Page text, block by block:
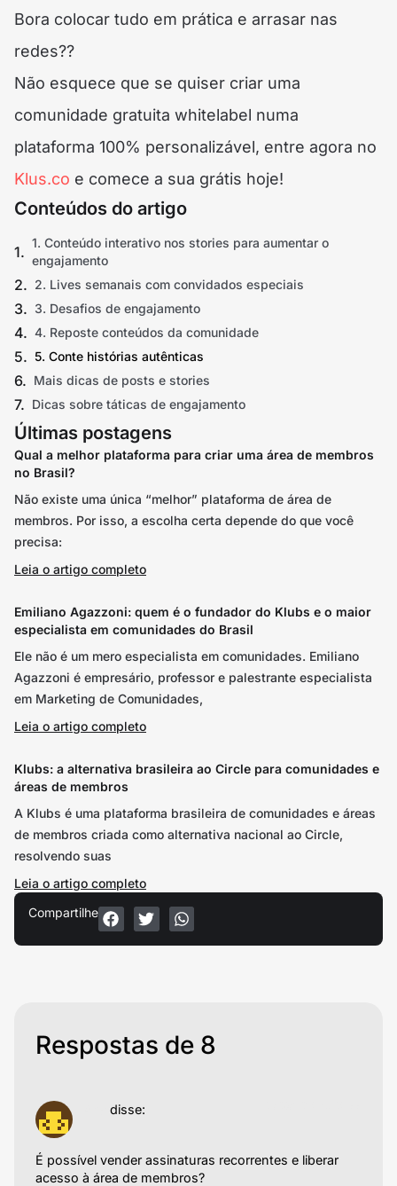
Bora colocar tudo em prática e arrasar nas
redes??
Não esquece que se quiser criar uma
comunidade gratuita whitelabel numa
plataforma 100% personalizável, entre agora no
Klus.co e comece a sua grátis hoje!
Conteúdos do artigo
1. Conteúdo interativo nos stories para aumentar o
engajamento
2. Lives semanais com convidados especiais
3. Desafios de engajamento
4. Reposte conteúdos da comunidade
5. Conte histórias autênticas
Mais dicas de posts e stories
Dicas sobre táticas de engajamento
Últimas postagens
Qual a melhor plataforma para criar uma área de membros
no Brasil?
Não existe uma única “melhor” plataforma de área de
membros. Por isso, a escolha certa depende do que você
precisa:
Leia o artigo completo
Emiliano Agazzoni: quem é o fundador do Klubs e o maior
especialista em comunidades do Brasil
Ele não é um mero especialista em comunidades. Emiliano
Agazzoni é empresário, professor e palestrante especialista
em Marketing de Comunidades,
Leia o artigo completo
Klubs: a alternativa brasileira ao Circle para comunidades e
áreas de membros
A Klubs é uma plataforma brasileira de comunidades e áreas
de membros criada como alternativa nacional ao Circle,
resolvendo suas
Leia o artigo completo
Compartilhe
Respostas de 8
disse:
É possível vender assinaturas recorrentes e liberar
acesso à área de membros?